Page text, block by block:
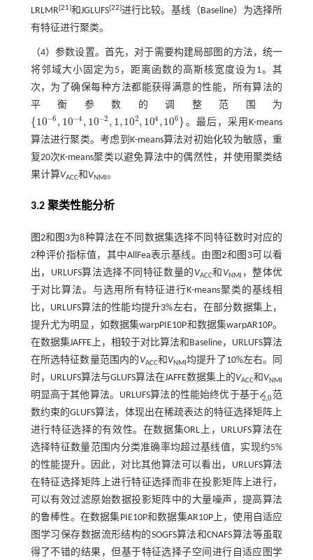
LRLMR[21]和JGLUFS[22]进行比较。基线（Baseline）为选择所
有特征进行聚类。
（4）参数设置。首先，对于需要构建局部图的方法，统一
将邻域大小固定为5，距离函数的高斯核宽度设为1。其
次，为了确保每种方法都能获得满意的性能，所有算法的
平衡参数的调整范围为
{10−6 , 10−4 , 10−2 , 1,102, 104 ,106}
{10-6 ,10-4, 10 - 2,1 102,104,106}
。最后，采用K-means
算法进行聚类。考虑到K-means算法对初始化较为敏感，重
复20次K-means聚类以避免算法中的偶然性，并使用聚类结
果计算VACC和 VNMI 。
3.2 聚类性能分析
图2和 图3为8种算法在不同数据集选择不同特征数时对应的
2种评价指标值，其中AllFea表示基线。由 图2和 图3可以看
出，URLUFS算法选择不同特征数量的 VACC和 VNMI
，整体优
于对比算法。与选用所有特征进行K-means聚类的基线相
比，URLUFS算法的性能均提升3%左右，在部分数据集上，
提升尤为明显，如数据集warpPIE10P和数据集warpAR10P。
在数据集JAFFE上，相较于对比算法和Baseline，URLUFS算法
在所选特征数量范围内的 VACC和 VNMI 均提升了10%左右。同
时，URLUFS算法与GLUFS算法在JAFFE数据集上的VACC和 VNMI
明显高于其他算法。URLUFS算法的性能始终优于基于𝓁2,0
𝓁2,0范
数约束的GLUFS算法，体现出在稀疏表达的特征选择矩阵上
进行特征选择的有效性。在数据集ORL上，URLUFS算法在
选择特征数量范围内分类准确率均超过基线值，实现约5%
的性能提升。因此，对比其他算法可以看出，URLUFS算法
在特征选择矩阵上进行特征选择而非在投影矩阵上进行，
可以有效过滤原始数据投影矩阵中的大量噪声，提高算法
的鲁棒性。在数据集PIE10P和数据集AR10P上，使用自适应
图学习保存数据流形结构的SOGFS算法和CNAFS算法等虽取
得了不错的结果，但基于特征选择子空间进行自适应图学